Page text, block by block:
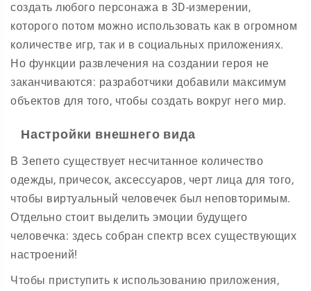
создать любого персонажа в 3D-измерении,
которого потом можно использовать как в огромном
количестве игр, так и в социальных приложениях.
Но функции развлечения на создании героя не
заканчиваются: разработчики добавили максимум
объектов для того, чтобы создать вокруг него мир.
Настройки внешнего вида
В Зепето существует несчитанное количество
одежды, причесок, аксессуаров, черт лица для того,
чтобы виртуальный человечек был неповторимым.
Отдельно стоит выделить эмоции будущего
человечка: здесь собран спектр всех существующих
настроений!
Чтобы приступить к использованию приложения,